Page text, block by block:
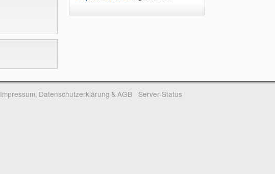
Impressum, Datenschutzerklärung & AGB Server-Status